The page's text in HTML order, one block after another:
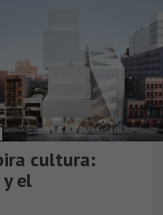
cultura:
el